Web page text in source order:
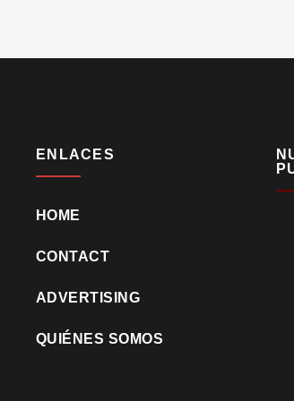
ENLACES
HOME
CONTACT
ADVERTISING
QUIÉNES SOMOS